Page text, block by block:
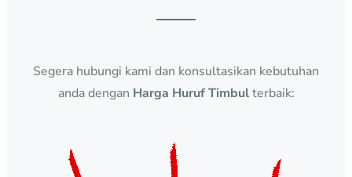
Segera hubungi kami dan konsultasikan kebutuhan
anda dengan Harga Huruf Timbulterbaik: